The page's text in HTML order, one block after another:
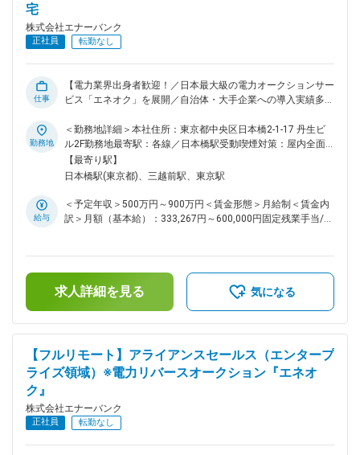
で採用されると紙面で大きく扱われることが多く、自分の仕事
がどう役に立っているのか？実感値を得ながら仕事を進めるこ
とができます。 ・原則フルリモートなので、1日24時間の自分
の時間を自分らしく使うことができます。 ■当社の役割： 電
力調達は複雑で情報の非対称性が大きい領域ですが、エナーバ
ンクは透明性の高い情報提供や最適な意思決定支援を通じて、
しない社会の実現を目指し、エネルギー業界のゲームチェンジ
ャーとして事業を拡大しています。日々の仕事を通じて、自分
たちの取り組みが社会や人々の生活にどのような影響を与えて
いるかを実感しながら、成長できる環境です。 変更の範囲：
会社の定める業務
宅
株式会社エナーバンク
正社員 転勤なし
仕事
【電力業界出身者歓迎！／日本最大級の電力オークションサー
ビス「エネオク」を展開／自治体・大手企業への導入実績多数
要： 脱炭素社会の実現が求められる現代において、電力調達
の最適化を目指す自治体が増加し、弊社『エネオク』の導入事
例も急拡大中です。さらに、自治体と民間企業が一体となって
電力共同調達に取り組むプロジェクトも次々と生まれていま
クトの成功に貢献するマネージャーとして、ぜひご一緒いただ
ける方を探しています。 ■仕事内容： ・『エネオク』導入に
わる多様なステークホルダーとの調整とコミュニケーション
・社内のプロジェクトマネジメントチームやオペレーションチ
ームとの密な連携 ・セールスやプロジェクト推進に必要な各
種資料の作成・ブラッシュアップ ・オペレーション業務の効
グ ・入社時には、ご本人のキャリア希望と会社の期待をすり
合わせ、最適な役割や目標を設定します。 ・OJT形式で実務
をサポート。商談やプロジェクトへの同席からスタートし、段
階的に責任範囲を拡大いただきます。 ■仕事のやりがい ・ス
りを直接経験できるチャンスがあります。 ・電力業界のデジ
タルトランスフォーメーションやスタートアップの成長を体感
しながら、社会にインパクトを与える仕事ができます。 ・自
治体導入事例やプロジェクト成果がメディアで大きく取り上げ
勤務地
＜勤務地詳細＞本社住所：東京都中央区日本橋2-1-17 丹生ビ
ル2F勤務地最寄駅：各線／日本橋駅受動喫煙対策：屋内全面
禁煙変更の範囲：会社の定める事業所（リモートワーク含む）
【最寄り駅】
日本橋駅(東京都)、三越前駅、東京駅
給与
＜予定年収＞500万円～900万円＜賃金形態＞月給制＜賃金内
訳＞月額（基本給）：333,267円～600,000円固定残業手当/
＜給与補足＞※現在年収を考慮しつつ、当社グレード制度を加
味して決定します。賃金はあくまでも目安の金額であり、選考
を通じて上下する可能性があります。月給(月額)は固定手当を
求人詳細を見る 気になる
【フルリモート】アライアンスセールス（エンタープ
ライズ領域）※電力リバースオークション『エネオ
ク』
株式会社エナーバンク
正社員 転勤なし